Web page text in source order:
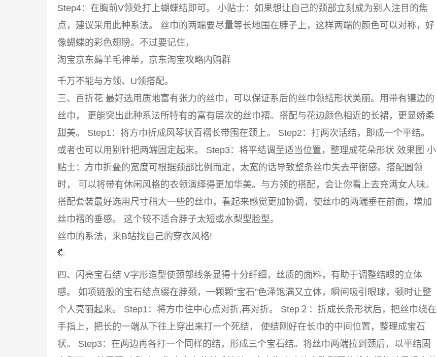
Step4：在胸前V领处打上蝴蝶结即可。 小贴士：如果想让自己的颈部立刻成为别人注目的焦
点，建议采用此种系法。 丝巾的两端要尽量等长地围在脖子上，这样两端的颜色可以对称，好
像蝴蝶的彩色翅膀。不过要记住，
淘宝京东薅羊毛神单，京东淘宝攻略内购群
千万不能与方领、U领搭配。
三、百折花 最好选用质地富有张力的丝巾，可以保证系后的丝巾领结形状美丽。用带有镶边的
丝巾， 更能突出此种系法所特有的富有层次的丝巾褶。搭配与花边颜色相近的长裙，更显娇柔
甜美。 Step1：将方巾折成风琴状百褶长带围在颈上。 Step2：打两次活结，即成一个平结。
或者也可以用别针把两端固定起来。 Step3：将平结调至适当位置，整理成花朵形状 效果图 小
贴士：方巾折叠的宽度可根据颈部比例而定，太宽的话导致整条丝巾失去平衡感。搭配圆领
时， 可以将带有休闲风格的衣领演绎得更加华美。与方领的搭配，会让你看上去充满女人味。
搭配套装最好选用尺寸稍大一些的丝巾，看起来感觉更加协调，使丝巾的两端垂在前面，增加
丝巾褶的垂感。 这个较不适合脖子太短或水梨型脸型。
丝巾的系法，来B站找自己的穿衣风格!
四、闪亮宝石结 V字形造型使颈部线条显得十分纤细，丝质的面料，有助于调整结眼的立体
感。 如项链般的宝石结点缀在脖颈，一颗颗“宝石”色泽饱满又立体，瞬间吸引眼球，顿时让整
个人亮丽起来。 Step1：将方巾往中心点对折,再对折。 Step２：折成长条形状后，把丝巾绕在
手指上，把长的一端从下往上穿出来打一个死结， 使结刚好在长巾的中间位置，整理成宝石
状。 Step3：在两边再各打一个同样的结，形成三个宝石结。将丝巾两端拉到颈后，以平结固